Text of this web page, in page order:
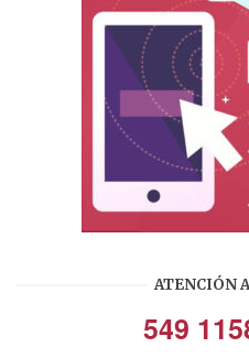
ATENCIÓN
549